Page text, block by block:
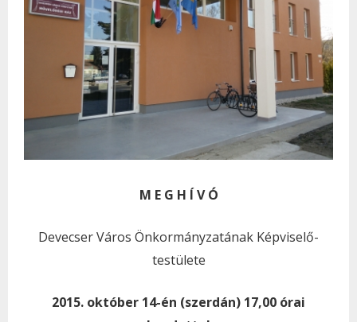
M E G H Í V Ó
Devecser Város Önkormányzatának Képviselő-
testülete
2015. október 14-én (szerdán) 17,00 órai